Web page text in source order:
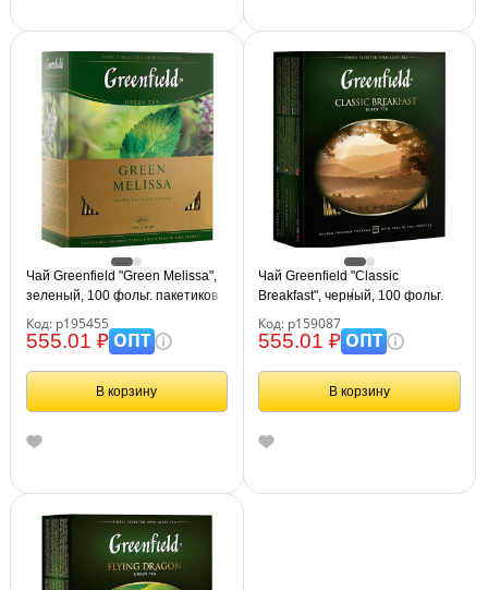
Чай Greenfield "Green Melissa",
зеленый, 100 фольг. пакетиков
Код: р195455
555.01 ₽ОПТ
В корзину
Чай Greenfield "Classic
Breakfast", черный, 100 фольг.
Код: р159087
555.01 ₽ОПТ
В корзину